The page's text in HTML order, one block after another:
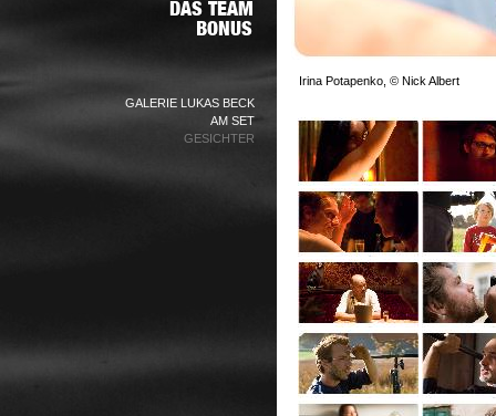
GALERIE LUKAS BECK
AM SET
GESICHTER
Irina Potapenko, © Nick Albert